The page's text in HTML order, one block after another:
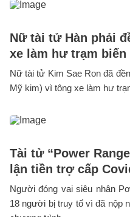
Nữ tài tử Hàn phải
xe làm hư trạm biến
Nữ tài tử Kim Sae Ron đã
Mỹ kim) vì tông xe làm hư
Tài tử “Power
lận tiền trợ cấp
Người đóng vai siêu nhân
18 người bị truy tố vì đã nộp